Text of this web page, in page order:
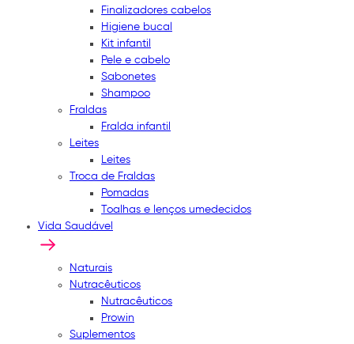
Finalizadores cabelos
Higiene bucal
Kit infantil
Pele e cabelo
Sabonetes
Shampoo
Fraldas
Fralda infantil
Leites
Leites
Troca de Fraldas
Pomadas
Toalhas e lenços umedecidos
Vida Saudável
Naturais
Nutracêuticos
Nutracêuticos
Prowin
Suplementos